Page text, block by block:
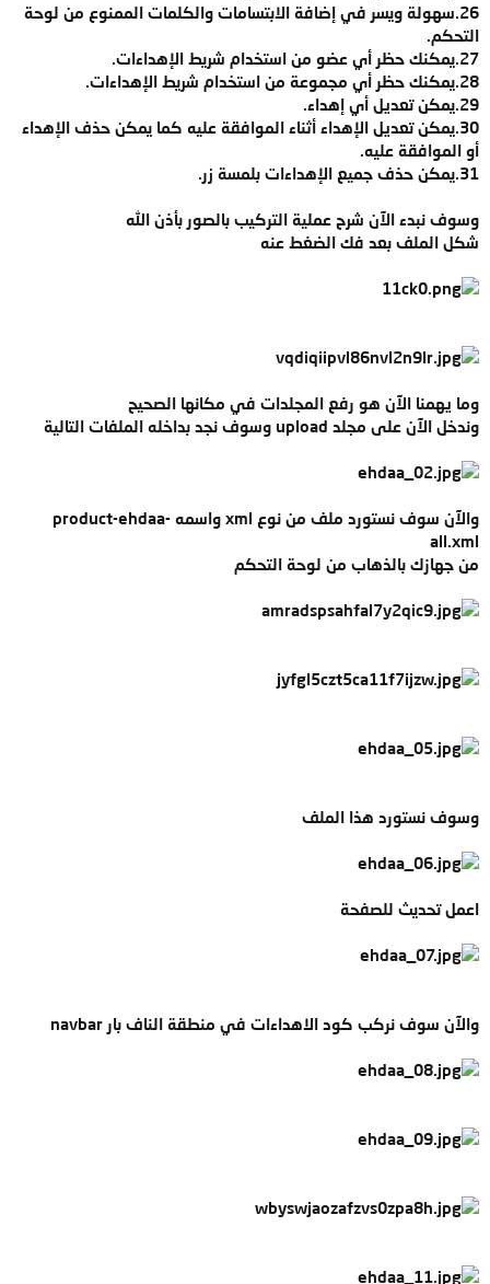
26.سهولة ويسر في إضافة الابتسامات والكلمات الممنوع من لوحة
التحكم.
27.يمكنك حظر أي عضو من استخدام شريط الإهداءات.
28.يمكنك حظر أي مجموعة من استخدام شريط الإهداءات.
29.يمكن تعديل أي إهداء.
30.يمكن تعديل الإهداء أثناء الموافقة عليه كما يمكن حذف الإهداء
أو الموافقة عليه.
31.يمكن حذف جميع الإهداءات بلمسة زر.
وسوف نبدء الآن شرح عملية التركيب بالصور بأذن الله
شكل الملف بعد فك الضغط عنه
وما يهمنا الآن هو رفع المجلدات في مكانها الصحيح
وندخل الآن على مجلد upload وسوف نجد بداخله الملفات التالية
والآن سوف نستورد ملف من نوع xml واسمه product-ehdaa-
all.xml
من جهازك بالذهاب من لوحة التحكم
وسوف نستورد هذا الملف
اعمل تحديث للصفحة
والآن سوف نركب كود الاهداءات في منطقة الناف بار navbar